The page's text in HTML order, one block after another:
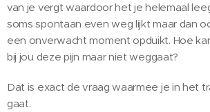
van je vergt waardoor het je helemaal
soms spontaan even weg lijkt maar dan
een onverwacht moment opduikt. Hoe
bij jou deze pijn maar niet weggaat?
Dat is exact de vraag waarmee je in het
gaat.